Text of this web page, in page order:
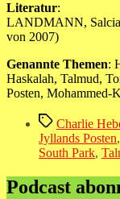
Literatur:
LANDMANN,
von 2007)
Genannte Themen:
Haskalah, Talmud,
Posten, Mohammed-
Schlagwörter
Charlie
Jyllands Posten,
South Park,
Podcast